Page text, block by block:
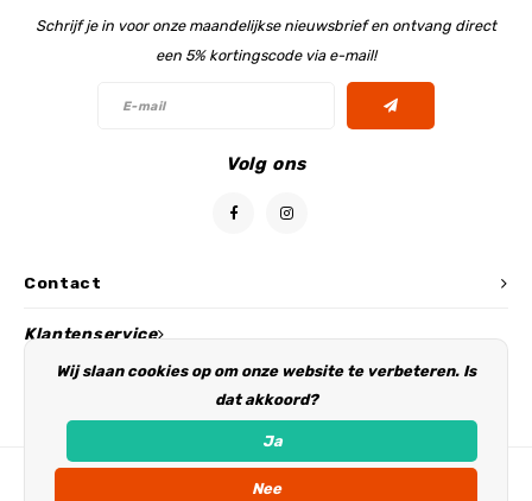
Contact
Schrijf je in voor onze maandelijkse nieuwsbrief en ontvang direct
een 5% kortingscode via e-mail!
Volg ons
Klantenservice
Mijn account
Wij slaan cookies op om onze website te verbeteren. Is
dat akkoord?
Ja
Nee